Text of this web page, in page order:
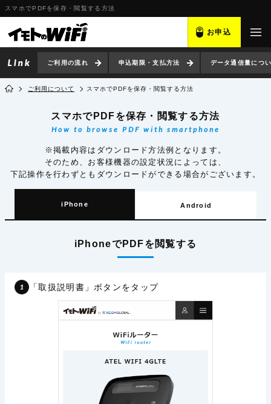
スマホでPDFを保存・閲覧する方法
お申込
ご利用の流れ 申込期限・支払方法 データ通信量につ
ご利用について スマホでPDFを保存・閲覧する方法
スマホでPDFを保存・閲覧する方法
How to browse PDF with smartphone
※掲載内容はダウンロード方法例となります。
そのため、お客様機器の設定状況によっては、
下記操作を行わずともダウンロードができる場合がございます。
iPhone Android
iPhoneでPDFを閲覧する
「取扱説明書」ボタンをタップ